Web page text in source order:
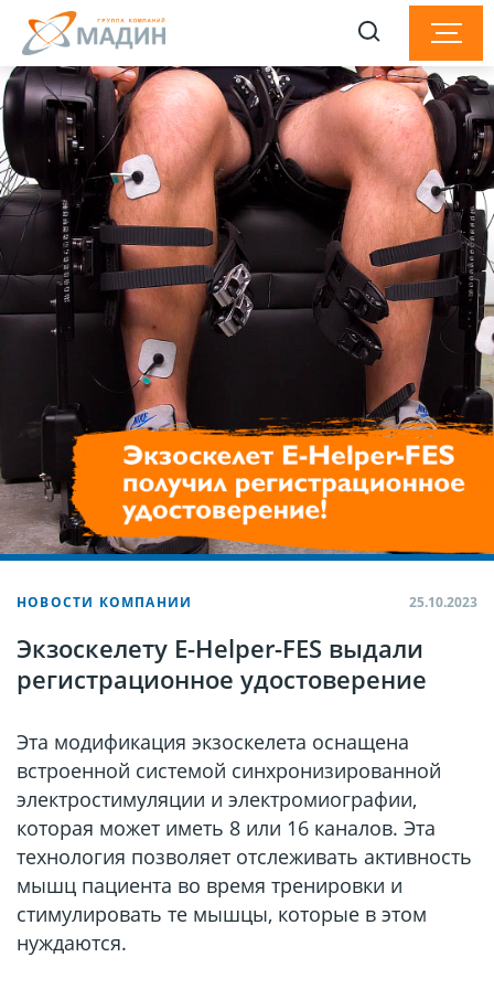
НОВОСТИ КОМПАНИИ 25.10.2023
Экзоскелету E-Helper-FES выдали
регистрационное удостоверение
Эта модификация экзоскелета оснащена
встроенной системой синхронизированной
электростимуляции и электромиографии,
которая может иметь 8 или 16 каналов. Эта
технология позволяет отслеживать активность
мышц пациента во время тренировки и
стимулировать те мышцы, которые в этом
нуждаются.